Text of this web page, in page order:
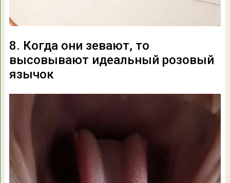
8. Когда они зевают, то
высовывают идеальный розовый
язычок